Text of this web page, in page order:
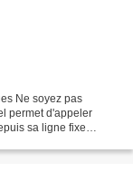
Ne soyez pas
permet d'appeler
sa ligne fixe